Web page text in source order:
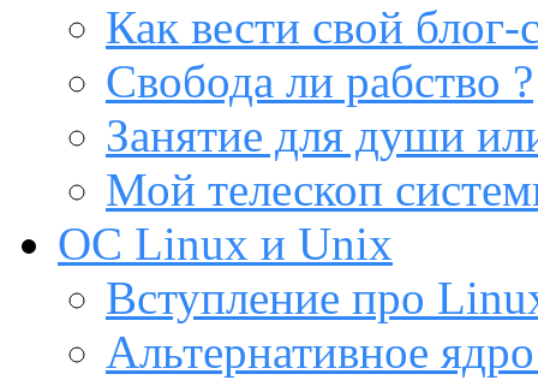
Как вести свой
Свобода ли рабство ?
Занятие для души
Мой телескоп
ОС Linux и Unix
Вступление про
Альтернативное